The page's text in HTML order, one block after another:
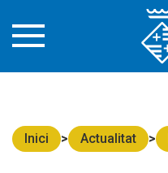
Inici Actualitat